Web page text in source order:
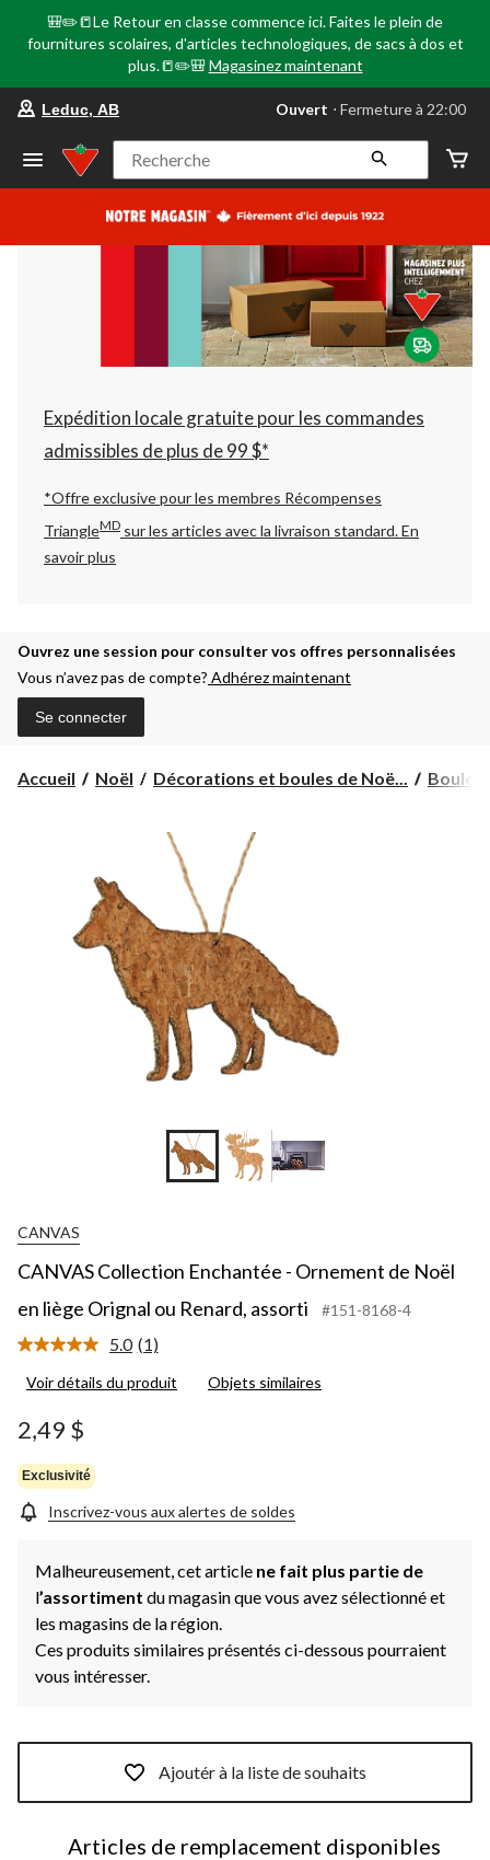
🎒✏️📒Le Retour en classe commence ici. Faites le plein de
fournitures scolaires, d'articles technologiques, de sacs à dos et
plus.📒✏️🎒 Magasinez maintenant
votre
préféré
Leduc,
AB,
courament
Fermeture
à
22:00
cliquer
pour
changer
Leduc, AB Ouvert ⋅ Fermeture à 22:00
Recherche
Expédition locale gratuite pour les commandes
admissibles de plus de 99 $*
*Offre exclusive pour les membres Récompenses
TriangleMD sur les articles avec la livraison standard.En
savoir plus
Ouvrez une session pour consulter vos offres personnalisées
Vous n’avez pas de compte? Adhérez maintenant
Se connecter
Accueil Noël Décorations et boules de Noë... Boules
CANVAS
CANVAS Collection Enchantée - Ornement de Noël
en liège Orignal ou Renard, assorti
#151-8168-4
5.0 Lire
commentaire.
(1)
Voir détails du produit Objets similaires
2,49 $
Exclusivité
Inscrivez-vous aux alertes de soldes
Malheureusement, cet article ne fait plus partie de
l’assortiment du magasin que vous avez sélectionné et
les magasins de la région.
Ces produits similaires présentés ci-dessous pourraient
vous intéresser.
Ajoutér à la liste de souhaits
Articles de remplacement disponibles